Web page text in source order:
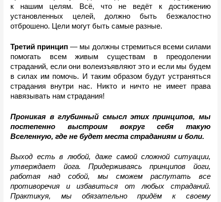
к нашим целям. Всё, что не ведёт к достижению
установленных целей, должно быть безжалостно
отброшено. Цели могут быть самые разные.
Третий принцип — мы должны стремиться всеми силами
помогать всем живым существам в преодолении
страданий, если они волеизъявляют это и если мы будем
в силах им помочь. И таким образом будут устраняться
страдания внутри нас. Никто и ничто не имеет права
навязывать нам страдания!
Проникая в глубинный смысл этих принципов, мы
постепенно выстроим вокруг себя такую
Вселенную, где не будет места страданиям и боли.
Выход есть в любой, даже самой сложной ситуации,
утверждает йога. Придерживаясь принципов йоги,
работая над собой, мы сможем распутать все
противоречия и избавиться от любых страданий.
Практикуя, мы обязательно придём к своему